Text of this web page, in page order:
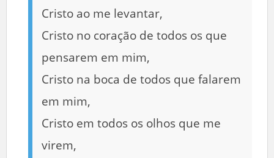
Cristo ao me levantar,
Cristo no coração de todos os que
pensarem em mim,
Cristo na boca de todos que falarem
em mim,
Cristo em todos os olhos que me
virem,